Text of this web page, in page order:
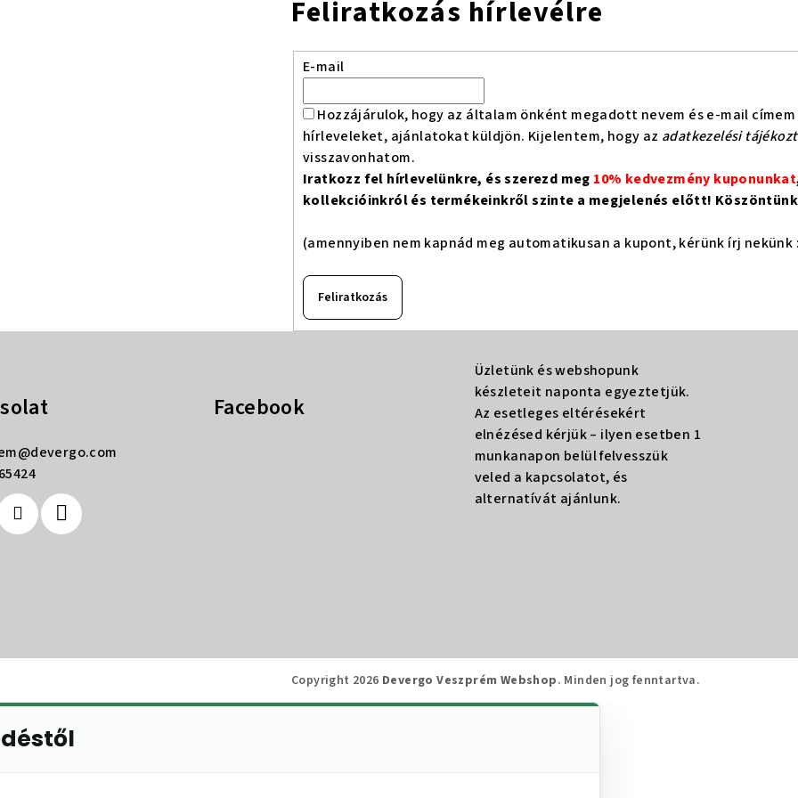
Feliratkozás hírlevélre
E-mail
Hozzájárulok, hogy az általam önként megadott nevem és e-mail
hírleveleket, ajánlatokat küldjön. Kijelentem, hogy az adatkezelési
visszavonhatom.
Iratkozz fel hírlevelünkre, és szerezd meg 10% kedvezmény kuponunkat
kollekcióinkról és termékeinkről szinte a megjelenés előtt!
(amennyiben nem kapnád meg automatikusan a kupont, kérünk írj nekünk
Feliratkozás
@devergo.com
Facebook
Üzletünk és webshopunk
készleteit naponta egyeztetjük.
Az esetleges eltérésekért
elnézésed kérjük – ilyen esetben 1
munkanapon belül felvesszük
veled a kapcsolatot, és
alternatívát ajánlunk.
Copyright 2026 Devergo Veszprém Webshop. Minden jog fenntartva.